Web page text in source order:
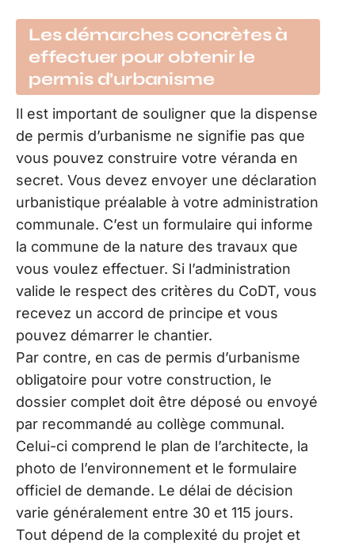
Les démarches concrètes à
effectuer pour obtenir le
permis d’urbanisme
Il est important de souligner que la dispense
de permis d’urbanisme ne signifie pas que
vous pouvez construire votre véranda en
secret. Vous devez envoyer une déclaration
urbanistique préalable à votre administration
communale. C’est un formulaire qui informe
la commune de la nature des travaux que
vous voulez effectuer. Si l’administration
valide le respect des critères du CoDT, vous
recevez un accord de principe et vous
pouvez démarrer le chantier.
Par contre, en cas de permis d’urbanisme
obligatoire pour votre construction, le
dossier complet doit être déposé ou envoyé
par recommandé au collège communal.
Celui-ci comprend le plan de l’architecte, la
photo de l’environnement et le formulaire
officiel de demande. Le délai de décision
varie généralement entre 30 et 115 jours.
Tout dépend de la complexité du projet et